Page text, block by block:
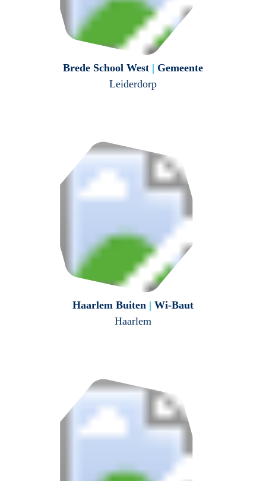
Brede School West | Gemeente
Leiderdorp
Haarlem Buiten | Wi-Baut
Haarlem